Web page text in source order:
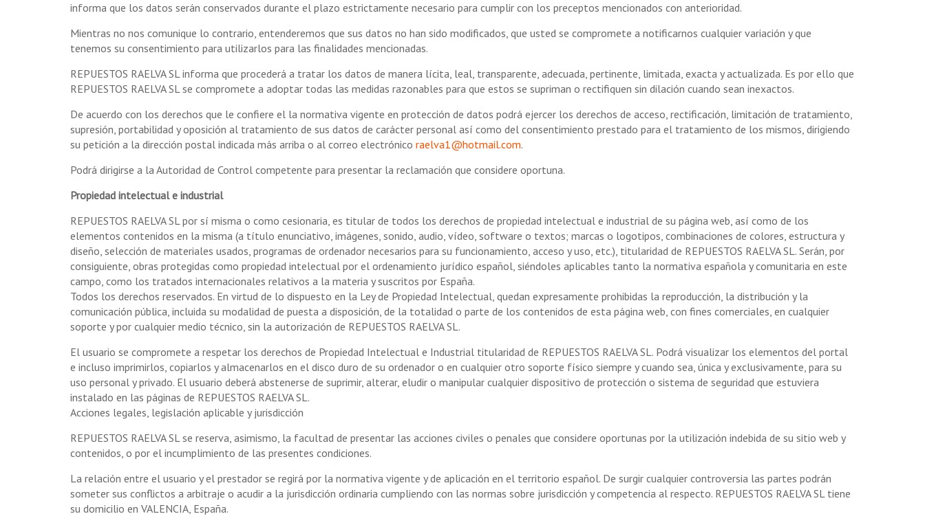
informa que los datos serán conservados durante el plazo estrictamente necesario para cumplir con los preceptos mencionados con anterioridad.
Mientras no nos comunique lo contrario, entenderemos que sus datos no han sido modificados, que usted se compromete a notificarnos cualquier variación y que
tenemos su consentimiento para utilizarlos para las finalidades mencionadas.
REPUESTOS RAELVA SL informa que procederá a tratar los datos de manera lícita, leal, transparente, adecuada, pertinente, limitada, exacta y actualizada. Es por ello que
REPUESTOS RAELVA SL se compromete a adoptar todas las medidas razonables para que estos se supriman o rectifiquen sin dilación cuando sean inexactos.
De acuerdo con los derechos que le confiere el la normativa vigente en protección de datos podrá ejercer los derechos de acceso, rectificación, limitación de tratamiento,
supresión, portabilidad y oposición al tratamiento de sus datos de carácter personal así como del consentimiento prestado para el tratamiento de los mismos, dirigiendo
su petición a la dirección postal indicada más arriba o al correo electrónico raelva1@hotmail.com.
Podrá dirigirse a la Autoridad de Control competente para presentar la reclamación que considere oportuna.
Propiedad intelectual e industrial
REPUESTOS RAELVA SL por sí misma o como cesionaria, es titular de todos los derechos de propiedad intelectual e industrial de su página web, así como de los
elementos contenidos en la misma (a título enunciativo, imágenes, sonido, audio, vídeo, software o textos; marcas o logotipos, combinaciones de colores, estructura y
diseño, selección de materiales usados, programas de ordenador necesarios para su funcionamiento, acceso y uso, etc.), titularidad de REPUESTOS RAELVA SL. Serán, por
consiguiente, obras protegidas como propiedad intelectual por el ordenamiento jurídico español, siéndoles aplicables tanto la normativa española y comunitaria en este
campo, como los tratados internacionales relativos a la materia y suscritos por España.
Todos los derechos reservados. En virtud de lo dispuesto en la Ley de Propiedad Intelectual, quedan expresamente prohibidas la reproducción, la distribución y la
comunicación pública, incluida su modalidad de puesta a disposición, de la totalidad o parte de los contenidos de esta página web, con fines comerciales, en cualquier
soporte y por cualquier medio técnico, sin la autorización de REPUESTOS RAELVA SL.
El usuario se compromete a respetar los derechos de Propiedad Intelectual e Industrial titularidad de REPUESTOS RAELVA SL. Podrá visualizar los elementos del portal
e incluso imprimirlos, copiarlos y almacenarlos en el disco duro de su ordenador o en cualquier otro soporte físico siempre y cuando sea, única y exclusivamente, para su
uso personal y privado. El usuario deberá abstenerse de suprimir, alterar, eludir o manipular cualquier dispositivo de protección o sistema de seguridad que estuviera
instalado en las páginas de REPUESTOS RAELVA SL.
Acciones legales, legislación aplicable y jurisdicción
REPUESTOS RAELVA SL se reserva, asimismo, la facultad de presentar las acciones civiles o penales que considere oportunas por la utilización indebida de su sitio web y
contenidos, o por el incumplimiento de las presentes condiciones.
La relación entre el usuario y el prestador se regirá por la normativa vigente y de aplicación en el territorio español. De surgir cualquier controversia las partes podrán
someter sus conflictos a arbitraje o acudir a la jurisdicción ordinaria cumpliendo con las normas sobre jurisdicción y competencia al respecto. REPUESTOS RAELVA SL tiene
su domicilio en VALENCIA, España.